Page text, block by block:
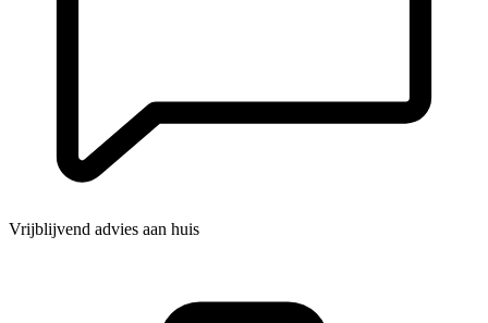
Vrijblijvend advies aan huis